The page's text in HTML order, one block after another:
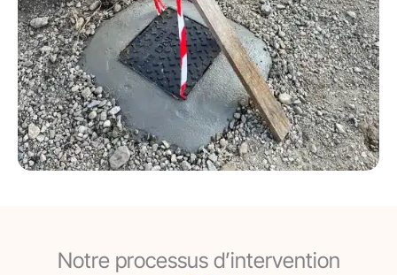
Notre processus d’intervention